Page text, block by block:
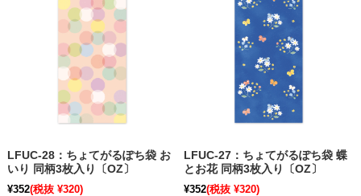
LFUC-28：ちょてがるぽち袋 お
いり 同柄3枚入り〔OZ〕
¥352(税抜 ¥320)
LFUC-27：ちょてがるぽち袋 蝶
とお花 同柄3枚入り〔OZ〕
¥352(税抜 ¥320)